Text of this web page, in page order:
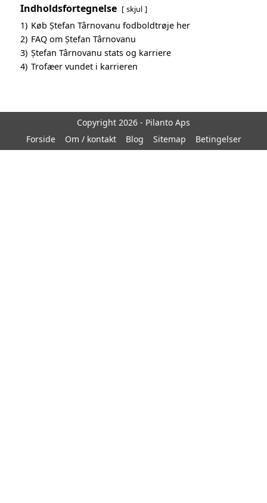
Indholdsfortegnelse skjul
1) Køb Ștefan Târnovanu fodboldtrøje her
2) FAQ om Ștefan Târnovanu
3) Ștefan Târnovanu stats og karriere
4) Trofæer vundet i karrieren
Copyright 2026 - Pilanto Aps
Forside
Om / kontakt Blog Sitemap Betingelser